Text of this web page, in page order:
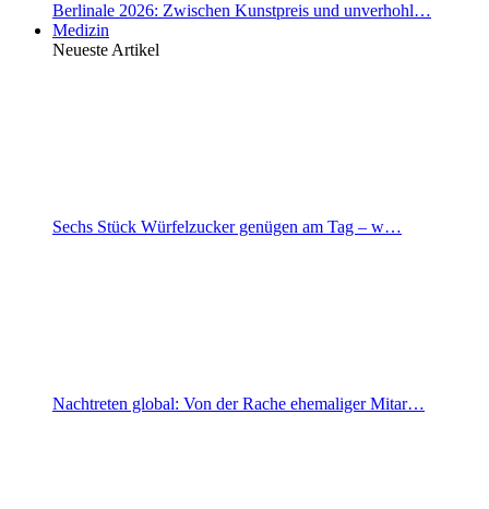
Berlinale 2026: Zwischen Kunstpreis und unverhohl…
Medizin
Neueste Artikel
Sechs Stück Würfelzucker genügen am Tag – w…
Nachtreten global: Von der Rache ehemaliger Mitar…